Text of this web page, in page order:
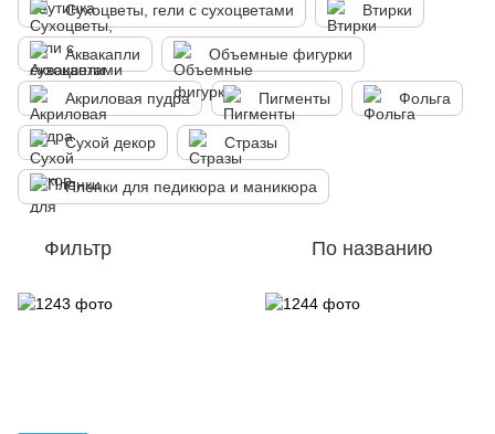
Сухоцветы, гели с сухоцветами Втирки
Аквакапли Объемные фигурки
Акриловая пудра Пигменты Фольга
Сухой декор Стразы
Пленки для педикюра и маникюра
Фильтр По названию